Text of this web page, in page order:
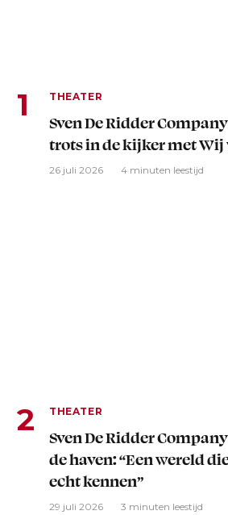
THEATER
Sven De Ridder
trots in de kijker met Wij
26 juli 2026 4 minuten leestijd
THEATER
Sven De Ridder
de haven: “Een wereld
echt kennen”
29 juli 2026 3 minuten leestijd